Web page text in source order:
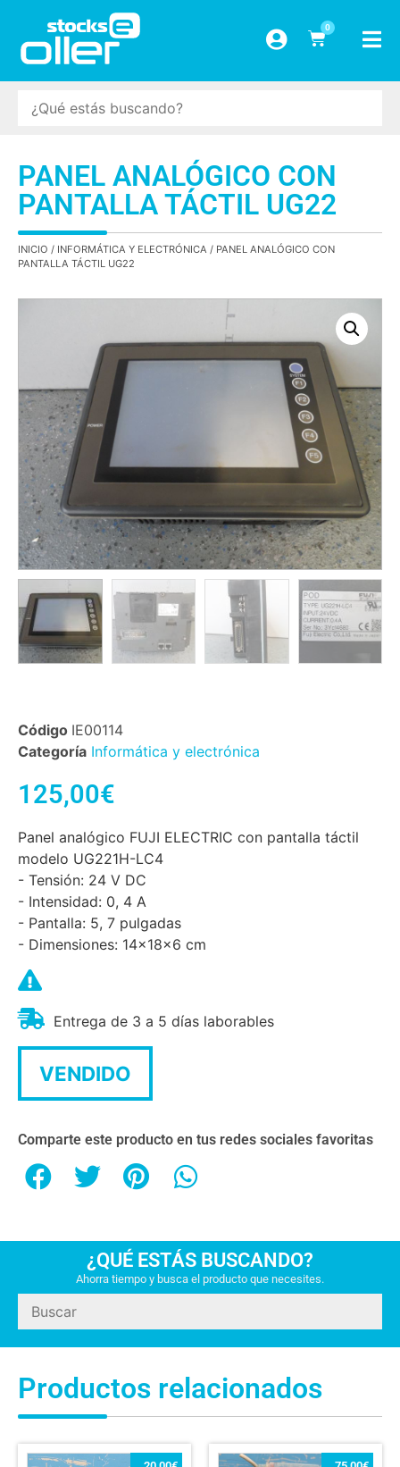
0
PANEL ANALÓGICO CON
PANTALLA TÁCTIL UG22
INICIO / INFORMÁTICA Y ELECTRÓNICA / PANEL ANALÓGICO CON
PANTALLA TÁCTIL UG22
Código IE00114
Categoría Informática y electrónica
125,00€
Panel analógico FUJI ELECTRIC con pantalla táctil
modelo UG221H-LC4
- Tensión: 24 V DC
- Intensidad: 0, 4 A
- Pantalla: 5, 7 pulgadas
- Dimensiones: 14x18x6 cm
Entrega de 3 a 5 días laborables
VENDIDO
Comparte este producto en tus redes sociales favoritas
¿QUÉ ESTÁS BUSCANDO?
Ahorra tiempo y busca el producto que necesites.
Productos relacionados